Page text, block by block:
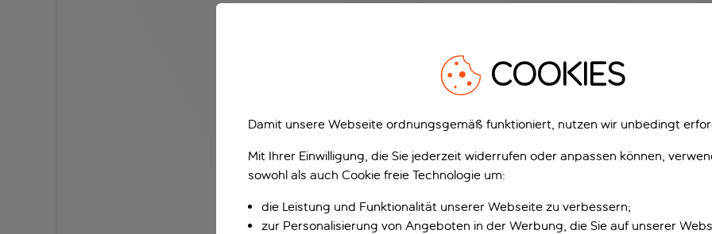
COOKIES
Damit unsere Webseite ordnungsgemäß funktioniert, nutzen wir unbedingt
Mit Ihrer Einwilligung, die Sie jederzeit widerrufen oder anpassen können,
sowohl als auch Cookie freie Technologie um:
die Leistung und Funktionalität unserer Webseite zu verbessern;
zur Personalisierung von Angeboten in der Werbung, die Sie auf unserer